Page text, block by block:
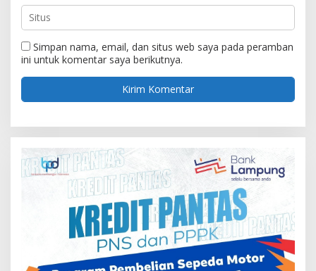
Simpan nama, email, dan situs web saya pada peramban
ini untuk komentar saya berikutnya.